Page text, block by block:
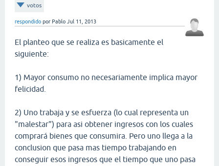
votos
respondido por Pablo Jul 11, 2013
El planteo que se realiza es basicamente el
siguiente:
1) Mayor consumo no necesariamente implica mayor
felicidad.
2) Uno trabaja y se esfuerza (lo cual representa un
"malestar") para asi obtener ingresos con los cuales
comprará bienes que consumira. Pero uno llega a la
conclusion que pasa mas tiempo trabajando en
conseguir esos ingresos que el tiempo que uno pasa